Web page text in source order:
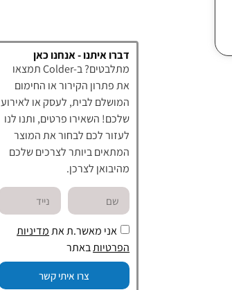
דברו איתנו - אנחנו כאן
מתלבטים? ב-Colder תמצאו
את פתרון הקירור או החימום
המושלם לבית, לעסק או לאירוע
שלכם! השאירו פרטים, ותנו לנו
לעזור לכם לבחור את המוצר
המתאים ביותר לצרכים שלכם
מהיבואן לצרכן.
אני מאשר.ת אתמדיניות
הפרטיותבאתר
צרו איתי קשר